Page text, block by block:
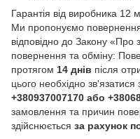
Гарантія від виробника 12
Ми пропонуємо повернення
відповідно до Закону «Про
повернення та обміну:
протягом 14 днів після
цього необхідно зв'язатися
+380937007170 або
замовлення та причин
здійснюється за рахунок